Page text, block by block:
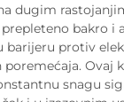
dugim
bakro i
barijeru protiv
poremećaja. Ovaj
snagu